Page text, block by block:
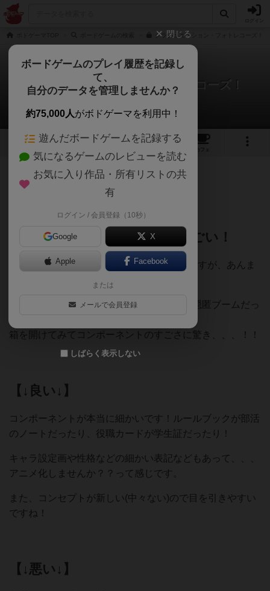
グラデュエーション・フォトレコーズ！
グラデュエーション・フォトレコーズ！
てお。さんのレビュー
11 6
カフェ
169名 0名 0 5年以上前
【☆3/5】コンポーネントがすごい！
中量としては5種ほどしかやったことないですが、あんま
ボドゲ仲間に今年卒業する人がいて、正体隠匿ブームだっ
箱を開けてみてコンポーネントのすごさに驚き、、、！！
【↓良い↓】
コンポーネントが本当に細かいです！ルールブックが部活
のノートだったり、役職カードが学生証だったり！
キャラ設定画や性格などの細かい表記などもあって、、、
アニメ化しませんか？？って感じです。
また、コンセプトが新しい(中々ない)ので目を引きやすい
ですね！
【↓悪い↓】
閉じる
ボードゲームのプレイ履歴を記録し
て、
自分のデータを管理しませんか？
約75,000人がボドゲーマを利用中！
遊んだボードゲームを記録する
気になるゲームのレビューを読む
お気に入り作品・所有リストの共
有
ログイン / 会員登録（10秒）
Google X
Apple Facebook
または
メールで会員登録
しばらく表示しない